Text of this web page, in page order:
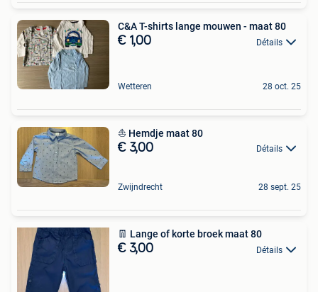
C&A T-shirts lange mouwen - maat 80
€ 1,00 Détails
Wetteren 28 oct. 25
⛵️ Hemdje maat 80
€ 3,00 Détails
Zwijndrecht 28 sept. 25
👖 Lange of korte broek maat 80
€ 3,00 Détails